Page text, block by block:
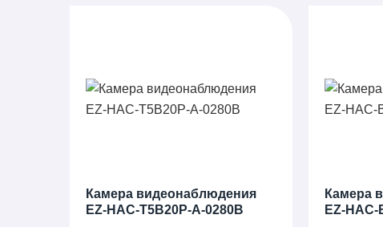
Камера видеонаблюдения
EZ-HAC-T5B20P-A-0280B
Камера
EZ-